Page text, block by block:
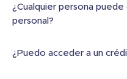
¿Cualquier persona
personal?
¿Puedo acceder a un